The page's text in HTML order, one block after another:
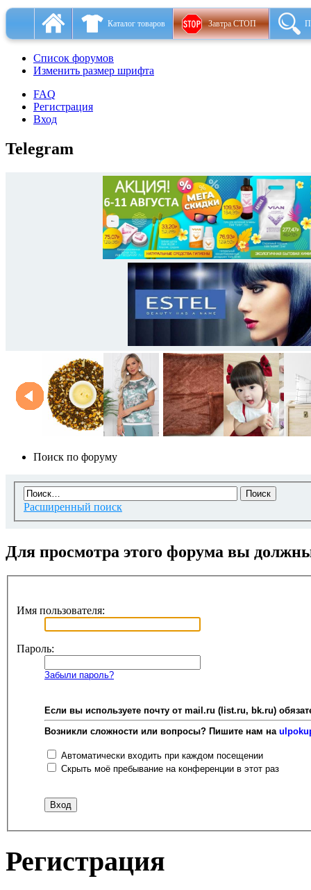
Каталог товаров Завтра СТОП
Список форумов
Изменить размер шрифта
FAQ
Регистрация
Вход
Telegram
Поиск по форуму
Расширенный поиск
Для просмотра этого форума вы
Имя пользователя:
Пароль:
Забыли пароль?
Если вы используете почту от mail.ru (list.ru, bk.ru)
Возникли сложности или вопросы? Пишите нам на
Автоматически входить при каждом посещении
Скрыть моё пребывание на конференции в этот раз
Регистрация